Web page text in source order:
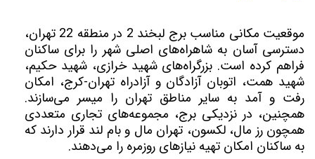
موقعیت مکانی مناسب برج لبخند 2 در منطقه 22 تهران،
دسترسی آسان به شاهراه‌های اصلی شهر را برای ساکنان
فراهم کرده است. بزرگراه‌های شهید خرازی، شهید حکیم،
شهید همت، اتوبان آزادگان و آزادراه تهران-کرج، امکان
رفت و آمد به سایر مناطق تهران را میسر می‌سازند.
همچنین، در نزدیکی برج، مجموعه‌های تجاری متعددی
همچون رز مال، لکسون، تهران مال و بام لند قرار دارند که
به ساکنان امکان تهیه نیازهای روزمره را می‌دهند.